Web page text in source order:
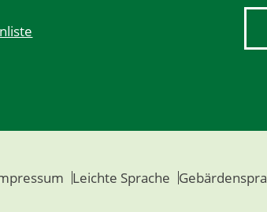
Leichte Sprache